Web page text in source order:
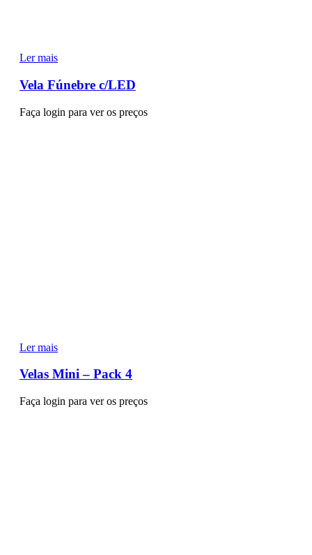
Ler mais
Vela Fúnebre c/LED
Faça login para ver os preços
Ler mais
Velas Mini – Pack 4
Faça login para ver os preços